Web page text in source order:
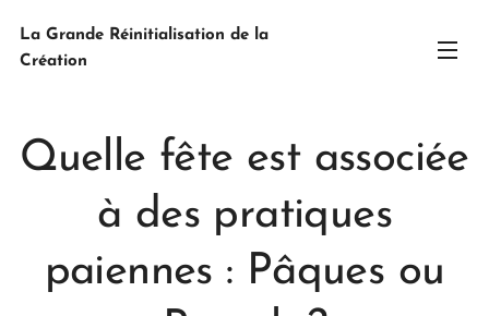
La Grande Réinitialisation de la
Création
Quelle fête est associée
à des pratiques
paiennes : Pâques ou